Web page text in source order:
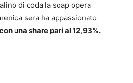
di coda la soap opera
sera ha appassionato
una share pari al 12,93%.